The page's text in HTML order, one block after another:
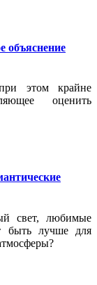
объяснение
этом крайне
оценить
свет, любимые
быть лучше для